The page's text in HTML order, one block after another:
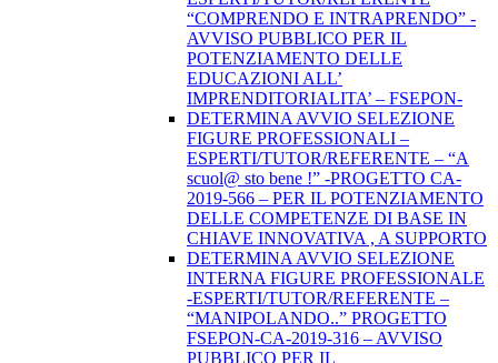
“COMPRENDO E INTRAPRENDO” -
AVVISO PUBBLICO PER IL
POTENZIAMENTO DELLE
EDUCAZIONI ALL’
IMPRENDITORIALITA’ – FSEPON-
DETERMINA AVVIO SELEZIONE
FIGURE PROFESSIONALI –
ESPERTI/TUTOR/REFERENTE – “A
scuol@ sto bene !” -PROGETTO CA-
2019-566 – PER IL POTENZIAMENTO
DELLE COMPETENZE DI BASE IN
CHIAVE INNOVATIVA , A SUPPORTO
DETERMINA AVVIO SELEZIONE
INTERNA FIGURE PROFESSIONALE
-ESPERTI/TUTOR/REFERENTE –
“MANIPOLANDO..” PROGETTO
FSEPON-CA-2019-316 – AVVISO
PUBBLICO PER IL